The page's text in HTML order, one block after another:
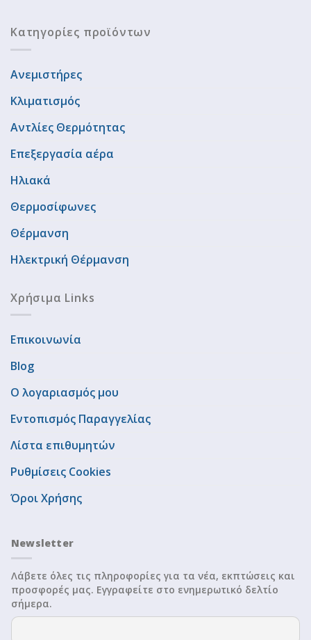
Κατηγορίες προϊόντων
Ανεμιστήρες
Κλιματισμός
Αντλίες Θερμότητας
Επεξεργασία αέρα
Ηλιακά
Θερμοσίφωνες
Θέρμανση
Ηλεκτρική Θέρμανση
Χρήσιμα Links
Επικοινωνία
Blog
Ο λογαριασμός μου
Εντοπισμός Παραγγελίας
Λίστα επιθυμητών
Ρυθμίσεις Cookies
Όροι Χρήσης
Newsletter
Λάβετε όλες τις πληροφορίες για τα νέα, εκπτώσεις και
προσφορές μας. Εγγραφείτε στο ενημερωτικό δελτίο
σήμερα.